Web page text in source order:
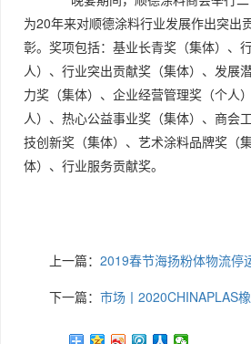
为20年来对顺德涂料行业发展作出突出
彰。奖项包括：基业长青奖（集体）、
人）、行业突出贡献奖（集体）、发展
力奖（集体）、企业经营管理奖（个人
人）、热心公益事业奖（集体）、商会
技创新奖（集体）、艺术涂料品牌奖（
体）、行业服务贡献奖。
上一篇： 2019春节海扬粉体物流停
下一篇： 市场丨2020CHINAPLAS